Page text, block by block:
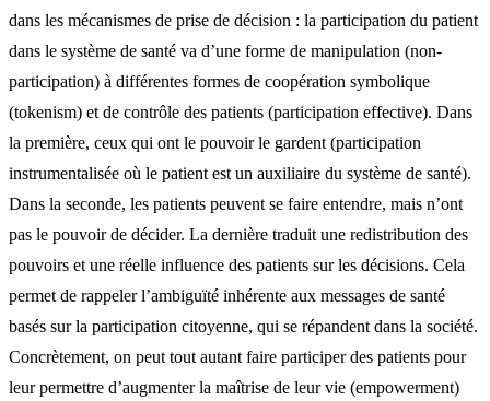
dans les mécanismes de prise de décision : la participation du patient
dans le système de santé va d’une forme de manipulation (non-
participation) à différentes formes de coopération symbolique
(tokenism) et de contrôle des patients (participation effective). Dans
la première, ceux qui ont le pouvoir le gardent (participation
instrumentalisée où le patient est un auxiliaire du système de santé).
Dans la seconde, les patients peuvent se faire entendre, mais n’ont
pas le pouvoir de décider. La dernière traduit une redistribution des
pouvoirs et une réelle influence des patients sur les décisions. Cela
permet de rappeler l’ambiguïté inhérente aux messages de santé
basés sur la participation citoyenne, qui se répandent dans la société.
Concrètement, on peut tout autant faire participer des patients pour
leur permettre d’augmenter la maîtrise de leur vie (empowerment)